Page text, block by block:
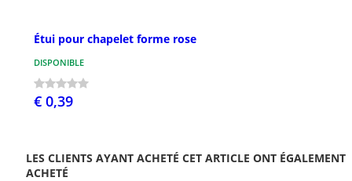
Étui pour chapelet forme rose
DISPONIBLE
€ 0,39
LES CLIENTS AYANT ACHETÉ CET ARTICLE ONT ÉGALEMENT
ACHETÉ